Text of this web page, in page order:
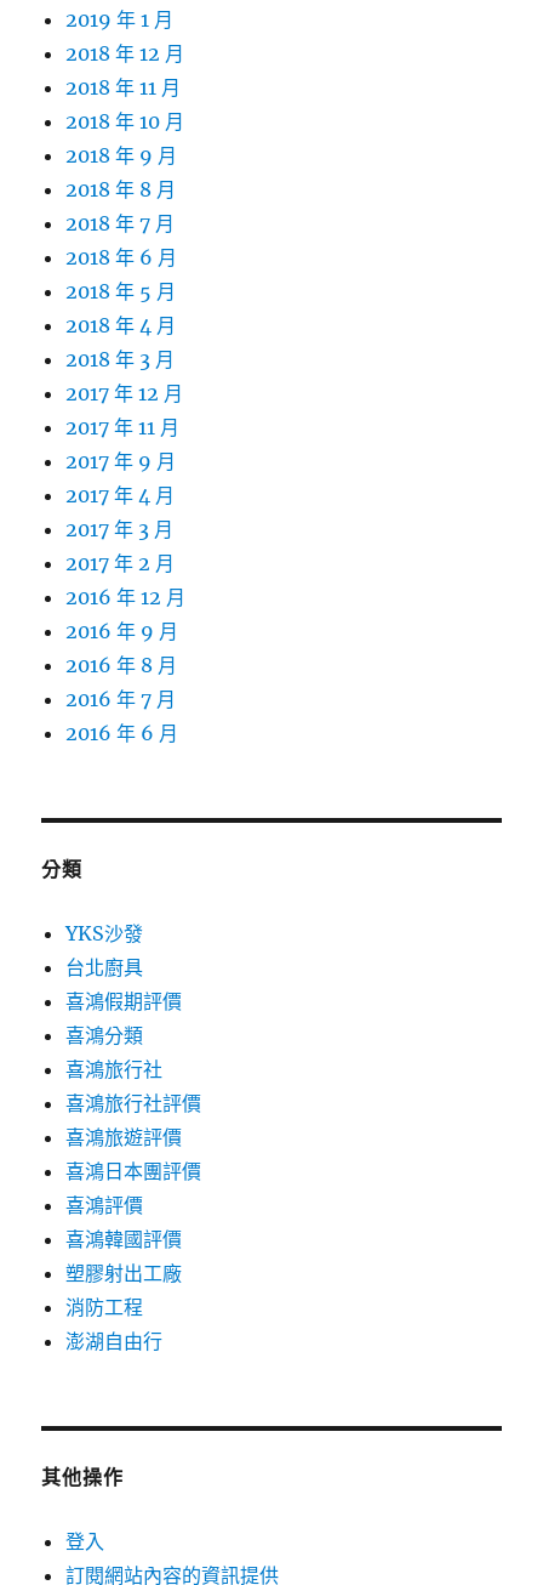
2019 年 1 月
2018 年 12 月
2018 年 11 月
2018 年 10 月
2018 年 9 月
2018 年 8 月
2018 年 7 月
2018 年 6 月
2018 年 5 月
2018 年 4 月
2018 年 3 月
2017 年 12 月
2017 年 11 月
2017 年 9 月
2017 年 4 月
2017 年 3 月
2017 年 2 月
2016 年 12 月
2016 年 9 月
2016 年 8 月
2016 年 7 月
2016 年 6 月
分類
YKS沙發
台北廚具
喜鴻假期評價
喜鴻分類
喜鴻旅行社
喜鴻旅行社評價
喜鴻旅遊評價
喜鴻日本團評價
喜鴻評價
喜鴻韓國評價
塑膠射出工廠
消防工程
澎湖自由行
其他操作
登入
訂閱網站內容的資訊提供